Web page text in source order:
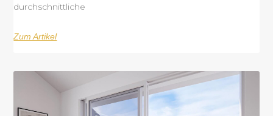
durchschnittliche
Zum Artikel